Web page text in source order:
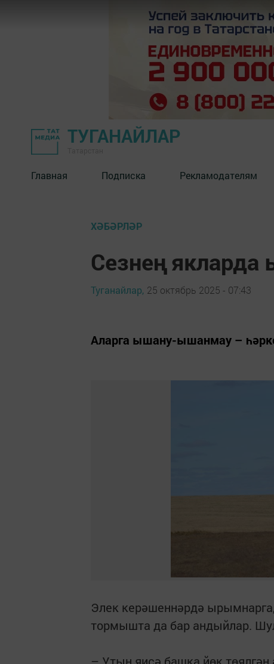
ТУГАНАЙЛАР
Главная Подписка Рекламодателям
ХӘБӘРЛӘР
Сезнең
Туганайлар, 25 октябрь 2025 - 07:43
Аларга ышану-ышанмау –
Элек керәшеннәрдә
тормышта да бар андыйлар.